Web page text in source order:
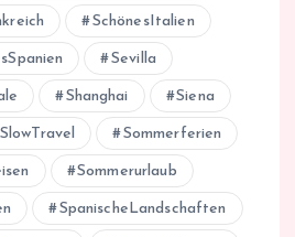
SchönesItalien
Sevilla
Shanghai Siena
SlowTravel Sommerferien
Sommerurlaub
SpanischeLandschaften